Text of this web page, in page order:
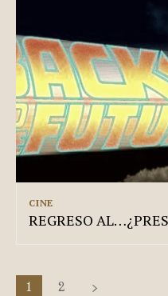
CINE
REGRESO
1 2